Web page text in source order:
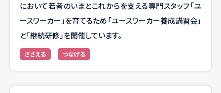
において若者のいまとこれからを支える専門スタッフ「ユ
ースワーカー」を育てるため「ユースワーカー養成講習会」
と「継続研修」を開催しています。
ささえる つなげる